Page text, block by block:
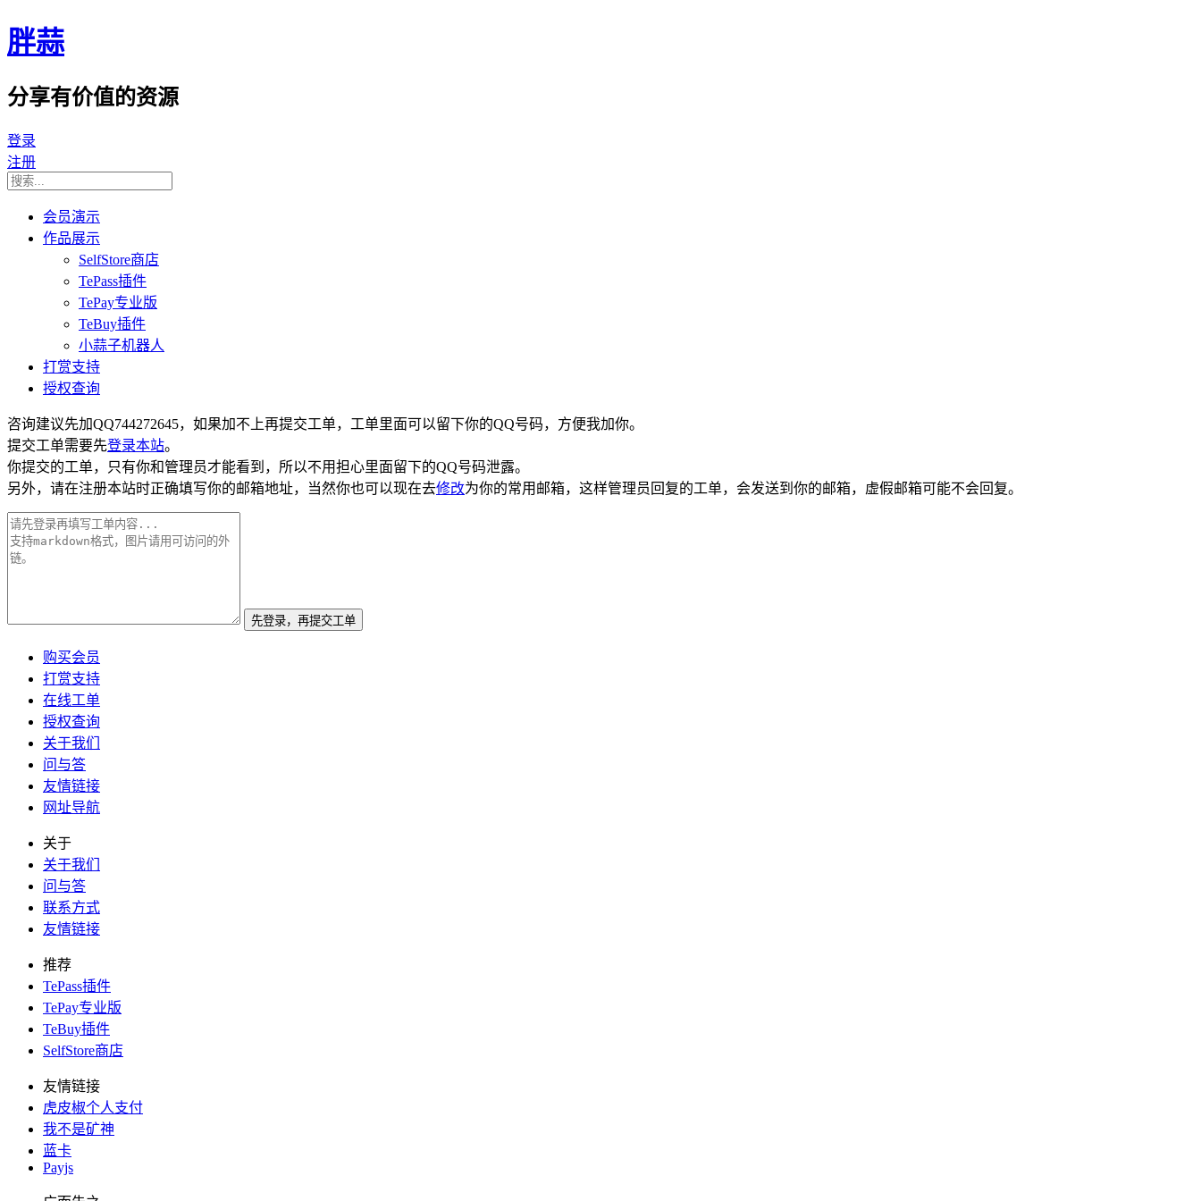
胖蒜
分享有价值的资源
登录
注册
会员演示
作品展示
SelfStore商店
TePass插件
TePay专业版
TeBuy插件
小蒜子机器人
打赏支持
授权查询
咨询建议先加QQ744272645，如果加不上再提交工单，工单里面可以留下你的QQ号码，方便我加你。
提交工单需要先登录本站。
你提交的工单，只有你和管理员才能看到，所以不用担心里面留下的QQ号码泄露。
另外，请在注册本站时正确填写你的邮箱地址，当然你也可以现在去修改为你的常用邮箱，这样管理员回复的工单，会发送到你的邮箱，虚假邮箱可能不会回复。
先登录，再提交工单
购买会员
打赏支持
在线工单
授权查询
关于我们
问与答
友情链接
网址导航
关于
关于我们
问与答
联系方式
友情链接
推荐
TePass插件
TePay专业版
TeBuy插件
SelfStore商店
友情链接
虎皮椒个人支付
我不是矿神
蓝卡
Payjs